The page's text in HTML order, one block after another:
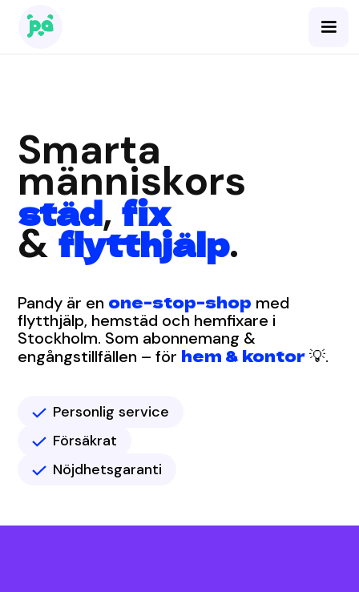
Smarta
människors
städ,fix
&flytthjälp.
Pandy är en one-stop-shop med
flytthjälp, hemstäd och hemfixare i
Stockholm. Som abonnemang &
engångstillfällen – för hem & kontor 💡.
Personlig service
Försäkrat
Nöjdhetsgaranti